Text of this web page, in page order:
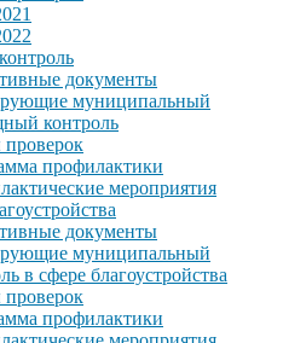
документы
муниципальный
контроль
профилактики
мероприятия
документы
муниципальный
в сфере благоустройства
профилактики